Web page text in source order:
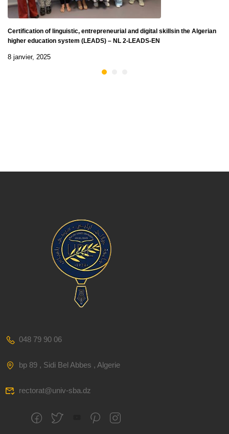
Certification of linguistic, entrepreneurial and digital skillsin the Algerian
higher education system (LEADS) – NL 2-LEADS-EN
8 janvier, 2025
048 79 90 06
bp 89 , Sidi Bel Abbes , Algerie
rectorat@univ-sba.dz